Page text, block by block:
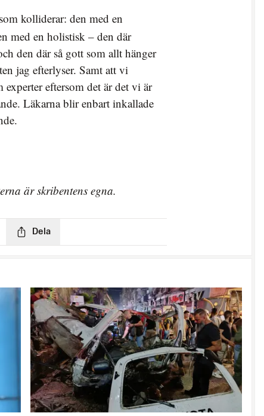
kolliderar: den med en
med en holistisk – den där
den där så gott som allt hänger
jag efterlyser. Samt att vi
eftersom det är det vi är
Läkarna blir enbart inkallade
är skribentens egna.
Dela